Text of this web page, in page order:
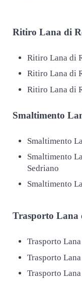
Ritiro Lana di
Ritiro Lana di
Ritiro Lana di
Ritiro Lana di
Smaltimento
Smaltimento
Smaltimento
Sedriano
Smaltimento
Trasporto Lana
Trasporto
Trasporto
Trasporto